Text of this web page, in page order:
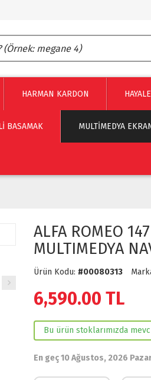
HARMAN KARDON
BASAMAK MULTIMEDYA
ALFA ROMEO
MULTIMEDYA
Ürün Kodu: #00080313
6,590.00 TL
Bu ürün stoklarımızda
En geç 10 Ağustos, 2026